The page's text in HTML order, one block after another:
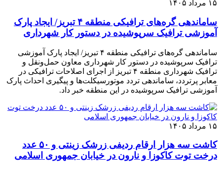
۱۵ مرداد ۱۴۰۵
ساماندهی گره‌های ترافیکی منطقه ۴ تبریز/ ایجاد پارک
آموزشی ترافیک سرپوشیده در دستور کار شهرداری
ساماندهی گره‌های ترافیکی منطقه ۴ تبریز/ ایجاد پارک آموزشی
ترافیک سرپوشیده در دستور کار شهرداری معاون حمل‌ونقل و
ترافیک شهرداری منطقه ۴ تبریز از اجرای اصلاحات ترافیکی در
معابر پرتردد، ساماندهی تردد موتورسیکلت‌ها و پیگیری احداث پارک
آموزشی ترافیک سرپوشیده در این منطقه خبر داد.
۱۵ مرداد ۱۴۰۵
کاشت سه هزار ارقام ردیفی زرشک زینتی و ۵۰ عدد
درخت توت کاکوزا و نارون در خیابان جمهوری اسلامی